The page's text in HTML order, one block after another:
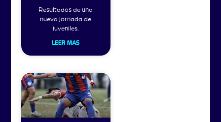
Resultados de una
nueva jornada de
juveniles.
LEER MÁS